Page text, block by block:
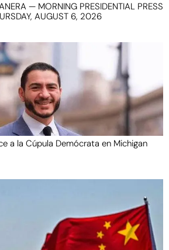
— MORNING PRESIDENTIAL PRESS
AUGUST 6, 2026
a la Cúpula Demócrata en Michigan